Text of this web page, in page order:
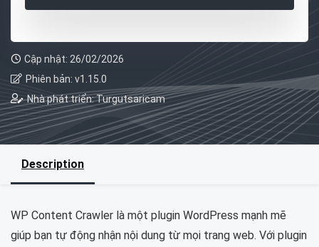
Cập nhật: 26/02/2026
Phiên bản: v1.15.0
Nhà phát triển: Turgutsaricam
Description
WP Content Crawler là một plugin WordPress mạnh mẽ
giúp bạn tự động nhận nội dung từ mọi trang web. Với plugin